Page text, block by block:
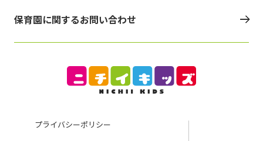
プライバシーポリシー
保育園に関するお問い合わせ